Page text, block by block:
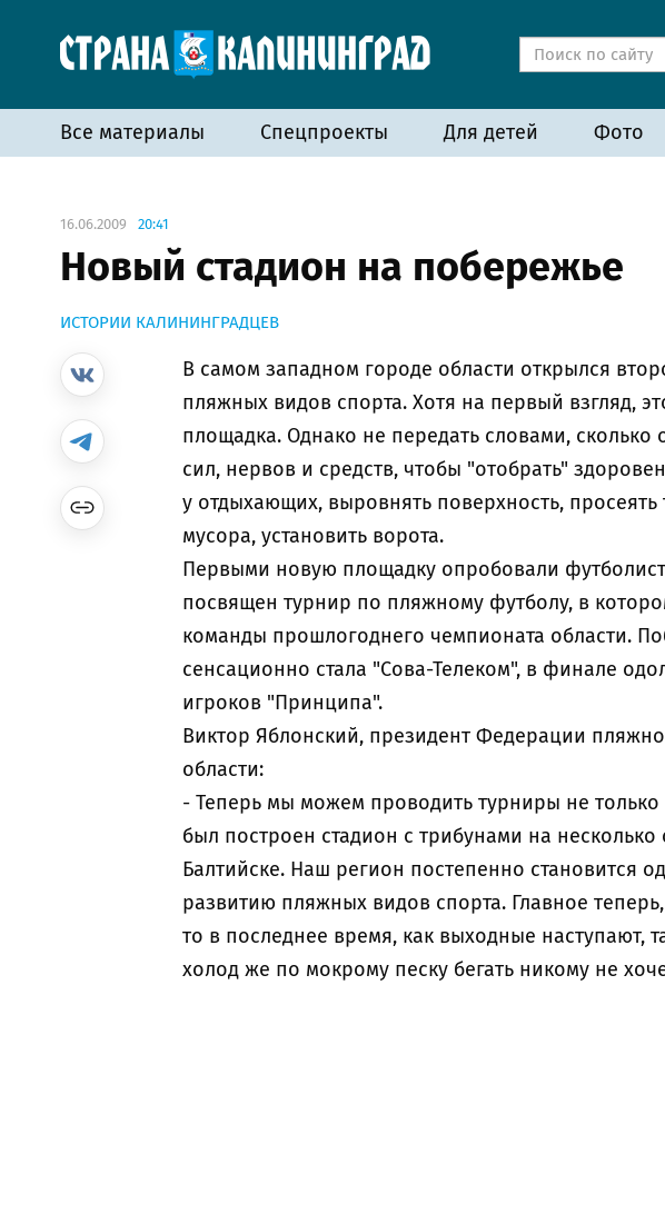
Все материалы Спецпроекты Для детей Фото
16.06.2009 20:41
Новый стадион на побережье
ИСТОРИИ КАЛИНИНГРАДЦЕВ
В самом западном городе области открылся
пляжных видов спорта. Хотя на первый взгляд,
площадка. Однако не передать словами,
сил, нервов и средств, чтобы "отобрать"
у отдыхающих, выровнять поверхность,
мусора, установить ворота.
Первыми новую площадку опробовали
посвящен турнир по пляжному футболу, в
команды прошлогоднего чемпионата области.
сенсационно стала "Сова-Телеком", в финале
игроков "Принципа".
Виктор Яблонский, президент Федерации
области:
- Теперь мы можем проводить турниры не
был построен стадион с трибунами на несколько
Балтийске. Наш регион постепенно становится
развитию пляжных видов спорта. Главное
то в последнее время, как выходные наступают,
холод же по мокрому песку бегать никому не